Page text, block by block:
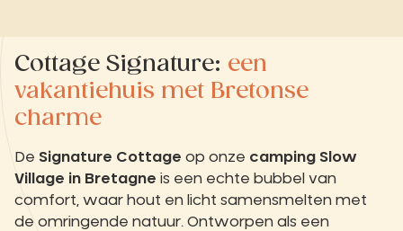
Cottage Signature: een
vakantiehuis met Bretonse
charme
De Signature Cottage op onze camping Slow
Village in Bretagne is een echte bubbel van
comfort, waar hout en licht samensmelten met
de omringende natuur. Ontworpen als een